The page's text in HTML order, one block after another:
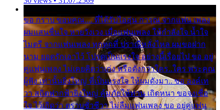
ขอ กราบ ขอบคุณ.... ที่ได้รับไออุ่น การุณ จากแฟน เพลง
ผมแสนชื่นใจ หายวังเวง เมื่อแฟนเพลง ให้กำลังใจ น้ำใจ
ไมตรี จากแฟนเพลง ทุกทุกที่ ปราณีหลั่งไหล ผมขอฝาก
นาม ยอดรักเอาไว้ โปรดเป็นแรงใจ อย่างนี้เรื่อยไป ขอ อยู่
คู่แฟนเพลง ไม่เคยคิดว่าเก่ง หรือดังกว่าใคร..ใคร พระคุณ
ผู้ฟัง เท่านั้นยิ่งใหญ่ ที่เป็นแรงใจ ให้ผมดังมา.. ขอ องค์เท
วา สถิตฟากฟ้ายิ่งใหญ่ คุ้มภัยให้ท่าน เถิดหนา ขอจงเชื่อ
ใจ ไว้เถิดว่า ตราบชั่วชีวา ไม่ลืมแฟนเพลง ขอ อยู่คู่แฟน